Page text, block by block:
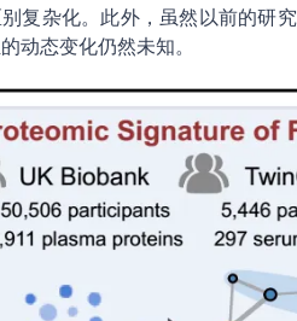
复杂化。此外，虽然以前的研
动态变化仍然未知。